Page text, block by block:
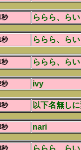
秒 ららら、らい
秒 ららら、らい
秒 ららら、らい
秒 ivy
秒 以下名無し
秒 nari
秒